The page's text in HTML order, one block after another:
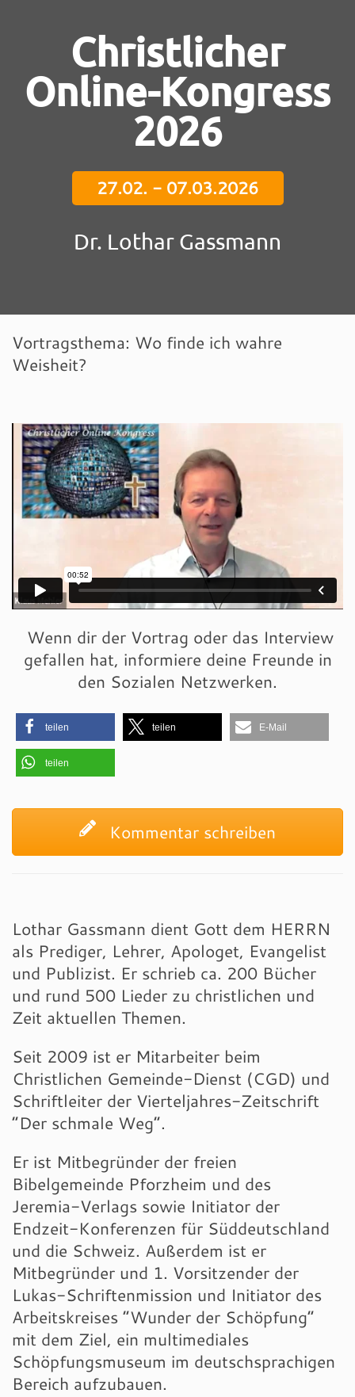
Christlicher
Online-Kongress
2026
27.02. - 07.03.2026
Dr. Lothar Gassmann
Vortragsthema: Wo finde ich wahre
Weisheit?
Wenn dir der Vortrag oder das Interview
gefallen hat, informiere deine Freunde in
den Sozialen Netzwerken.
teilen teilen E-Mail
teilen
Kommentar schreiben
Lothar Gassmann dient Gott dem HERRN
als Prediger, Lehrer, Apologet, Evangelist
und Publizist. Er schrieb ca. 200 Bücher
und rund 500 Lieder zu christlichen und
Zeit aktuellen Themen.
Seit 2009 ist er Mitarbeiter beim
Christlichen Gemeinde-Dienst (CGD) und
Schriftleiter der Vierteljahres-Zeitschrift
“Der schmale Weg”.
Er ist Mitbegründer der freien
Bibelgemeinde Pforzheim und des
Jeremia-Verlags sowie Initiator der
Endzeit-Konferenzen für Süddeutschland
und die Schweiz. Außerdem ist er
Mitbegründer und 1. Vorsitzender der
Lukas-Schriftenmission und Initiator des
Arbeitskreises “Wunder der Schöpfung”
mit dem Ziel, ein multimediales
Schöpfungsmuseum im deutschsprachigen
Bereich aufzubauen.